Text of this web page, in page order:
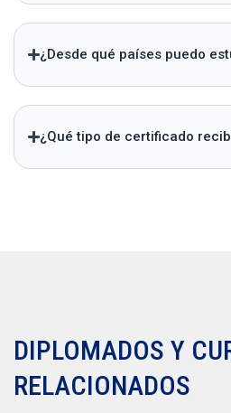
¿Desde qué países puedo
¿Qué tipo de certificado
DIPLOMADOS Y
RELACIONADOS